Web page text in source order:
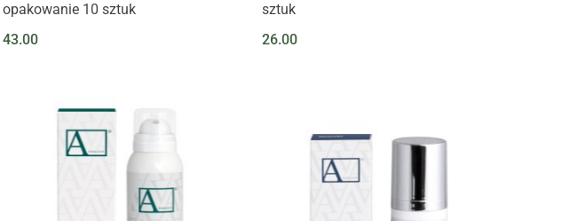
opakowanie 10 sztuk
43.00
sztuk
26.00